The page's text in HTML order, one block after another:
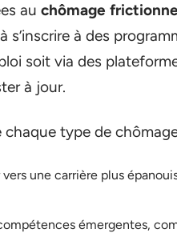
au chômage
s’inscrire à des
soit via des
à jour.
type de
une carrière plus
émergentes,